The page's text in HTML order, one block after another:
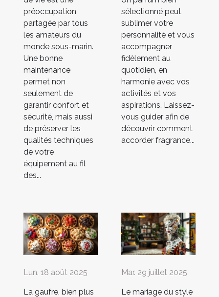
préoccupation
partagée par tous
les amateurs du
monde sous-marin.
Une bonne
maintenance
permet non
seulement de
garantir confort et
sécurité, mais aussi
de préserver les
qualités techniques
de votre
équipement au fil
des...
sélectionné peut
sublimer votre
personnalité et vous
accompagner
fidèlement au
quotidien, en
harmonie avec vos
activités et vos
aspirations. Laissez-
vous guider afin de
découvrir comment
accorder fragrance...
Lun. 18 août 2025
La gaufre, bien plus
Mar. 29 juillet 2025
Le mariage du style